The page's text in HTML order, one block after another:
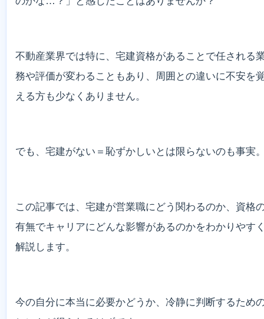
不動産業界では特に、宅建資格があることで任される
務や評価が変わることもあり、周囲との違いに不安を
える方も少なくありません。
でも、宅建がない＝恥ずかしいとは限らないのも事実
この記事では、宅建が営業職にどう関わるのか、資格
有無でキャリアにどんな影響があるのかをわかりやす
解説します。
今の自分に本当に必要かどうか、冷静に判断するため